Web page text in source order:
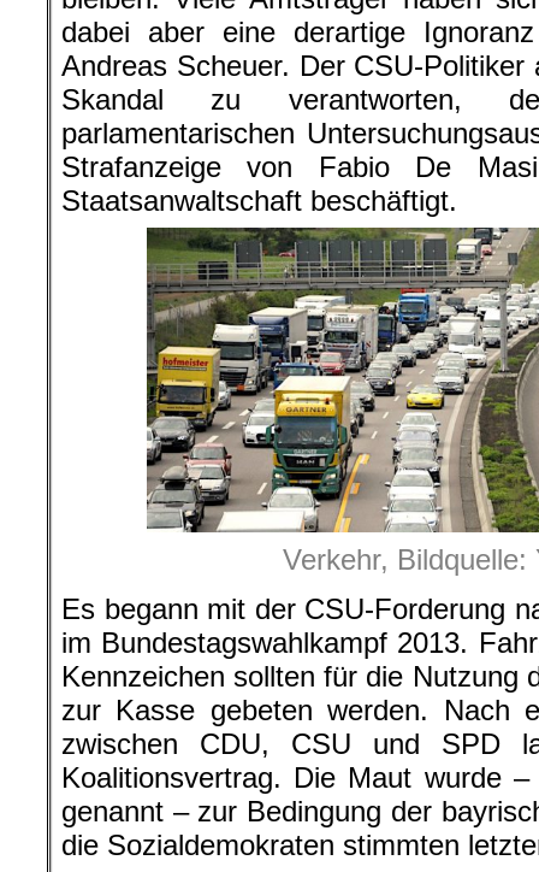
dabei aber eine derartige
Andreas Scheuer. Der CSU-
Skandal zu verantworten,
parlamentarischen
Strafanzeige von Fabio De
Staatsanwaltschaft beschäftigt.
Verkehr, Bildquelle:
Es begann mit der CSU-Forderung
im Bundestagswahlkampf 2013.
Kennzeichen sollten für die Nutzung
zur Kasse gebeten werden. Nach
zwischen CDU, CSU und SPD
Koalitionsvertrag. Die Maut wurde –
genannt – zur Bedingung der
die Sozialdemokraten stimmten